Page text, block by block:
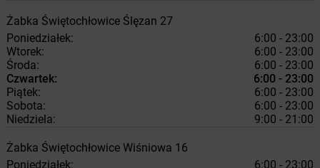
Żabka Świętochłowice Ślęzan 27
Poniedziałek:
6:00 - 23:00
Wtorek:
6:00 - 23:00
Środa:
6:00 - 23:00
Czwartek:
6:00 - 23:00
Piątek:
6:00 - 23:00
Sobota:
6:00 - 23:00
Niedziela:
9:00 - 21:00
Żabka Świętochłowice Wiśniowa 16
Poniedziałek:
6:00 - 23:00